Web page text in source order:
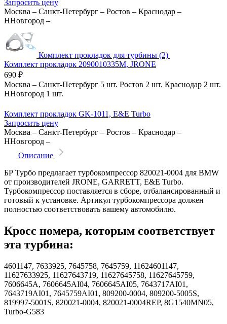
Запросить цену
Москва – Санкт-Петербург – Ростов – Краснодар –
ННовгород –
Комплект прокладок для турбины (2)
Комплект прокладок 2090010335M, JRONE
690 ₽
Москва – Санкт-Петербург 5 шт. Ростов 2 шт. Краснодар 2 шт.
ННовгород 1 шт.
Комплект прокладок GK-1011, E&E Turbo
Запросить цену
Москва – Санкт-Петербург – Ростов – Краснодар –
ННовгород –
Описание
БР Турбо предлагает турбокомпрессор 820021-0004 для BMW
от производителей JRONE, GARRETT, E&E Turbo.
Турбокомпрессор поставляется в сборе, отбалансированный и
готовый к установке. Артикул турбокомпрессора должен
полностью соответствовать вашему автомобилю.
Кросс номера, которым соответствует
эта турбина:
4601147, 7633925, 7645758, 7645759, 11624601147,
11627633925, 11627643719, 11627645758, 11627645759,
7606645A, 7606645AI04, 7606645AI05, 7643717AI01,
7643719AI01, 7645759AI01, 809200-0004, 809200-5005S,
819997-5001S, 820021-0004, 820021-0004REP, 8G1540MN05,
Turbo-G583